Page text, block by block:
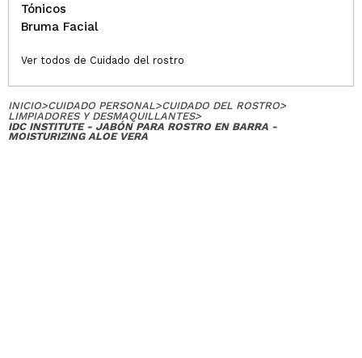
Tónicos
Bruma Facial
Ver todos de Cuidado del rostro
INICIO>CUIDADO PERSONAL>CUIDADO DEL ROSTRO>
LIMPIADORES Y DESMAQUILLANTES>
IDC INSTITUTE - JABÓN PARA ROSTRO EN BARRA -
MOISTURIZING ALOE VERA